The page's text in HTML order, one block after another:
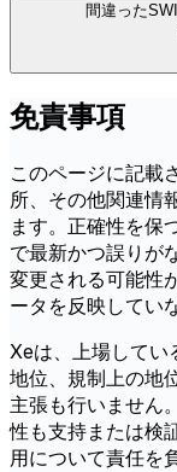
間違った
免責事項
このページに記載
所、その他関連情
ます。正確性を保
で最新かつ誤りが
変更される可能性
ータを反映してい
Xeは、上場してい
地位、規制上の地
主張も行いません
性も支持または検
用について責任を